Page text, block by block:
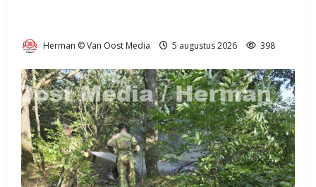
Herman © Van Oost Media 5 augustus 2026 398